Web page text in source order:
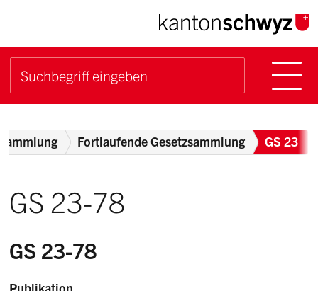
Navigieren im Kanton
Schnellnavigation
Suchbegriff
Breadcrumb
Fortlaufende Gesetzsammlung GS 23
GS 23-78
GS 23-78